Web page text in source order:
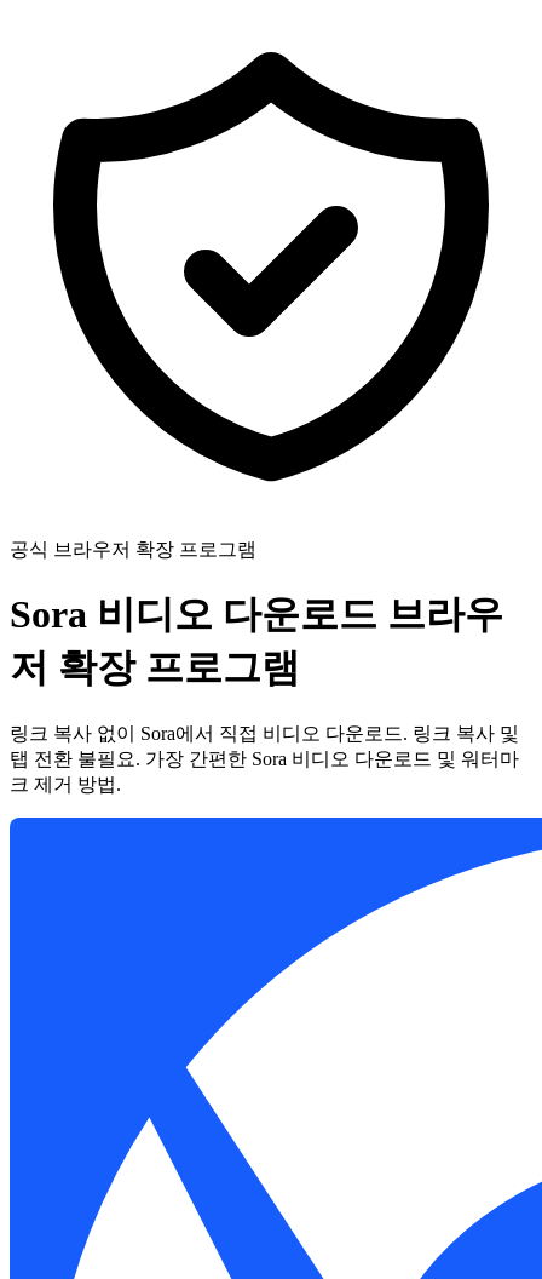
공식 브라우저 확장 프로그램
Sora 비디오 다운로드 브라우
저 확장 프로그램
링크 복사 없이 Sora에서 직접 비디오 다운로드. 링크 복사 및
탭 전환 불필요. 가장 간편한 Sora 비디오 다운로드 및 워터마
크 제거 방법.